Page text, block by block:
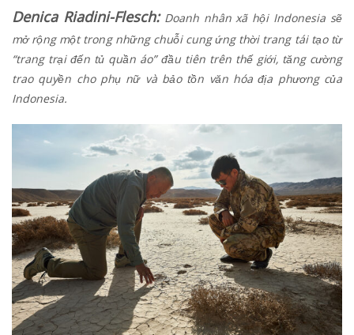
Denica Riadini-Flesch:Doanh nhân xã hội Indonesia sẽ
mở rộng một trong những chuỗi cung ứng thời trang tái tạo từ
“trang trại đến tủ quần áo” đầu tiên trên thế giới, tăng cường
trao quyền cho phụ nữ và bảo tồn văn hóa địa phương của
Indonesia.